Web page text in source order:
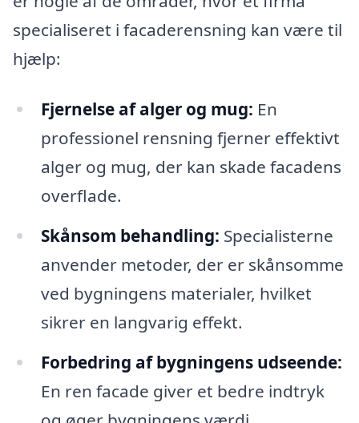
specialiseret i facaderensning kan være til
hjælp:
Fjernelse af alger og mug: En
professionel rensning fjerner effektivt
alger og mug, der kan skade facadens
overflade.
Skånsom behandling: Specialisterne
anvender metoder, der er skånsomme
ved bygningens materialer, hvilket
sikrer en langvarig effekt.
Forbedring af bygningens udseende:
En ren facade giver et bedre indtryk